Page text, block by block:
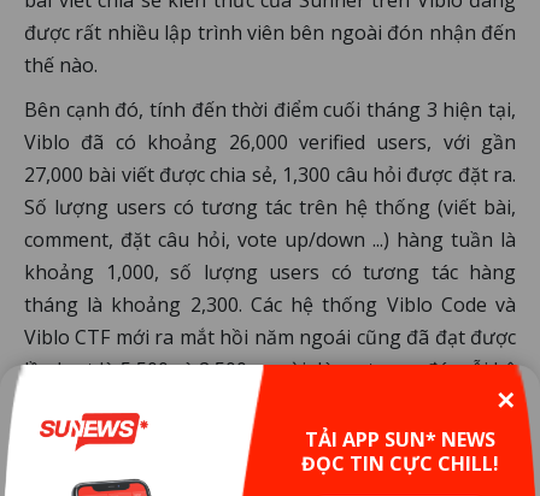
được rất nhiều lập trình viên bên ngoài đón nhận đến
thế nào.
Bên cạnh đó, tính đến thời điểm cuối tháng 3 hiện tại,
Viblo đã có khoảng 26,000 verified users, với gần
27,000 bài viết được chia sẻ, 1,300 câu hỏi được đặt ra.
Số lượng users có tương tác trên hệ thống (viết bài,
comment, đặt câu hỏi, vote up/down ...) hàng tuần là
khoảng 1,000, số lượng users có tương tác hàng
tháng là khoảng 2,300. Các hệ thống Viblo Code và
Viblo CTF mới ra mắt hồi năm ngoái cũng đã đạt được
lần lượt là 5,500 và 2,500 người dùng, trong đó mỗi hệ
thống đã có khoảng gần 500 users giải được ít nhất 1
bài tập.
Hiện tại, Viblo Team vẫn đang tích cực trong việc nâng
✕
TẢI APP SUN* NEWS
ĐỌC TIN CỰC CHILL!